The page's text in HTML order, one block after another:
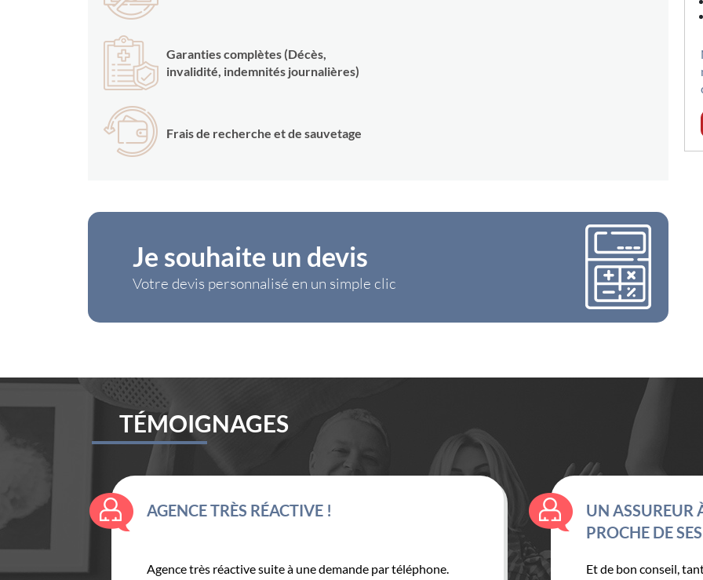
Garanties complètes (Décès,
invalidité, indemnités journalières)
Frais de recherche et de sauvetage
Je souhaite un devis
Votre devis personnalisé en un simple clic
TÉMOIGNAGES
UNE ASSURANCE RÉGIONALE AU TOP !
Une Assurance sérieuse avec un personnel très accueillant..
DE TRÈS BONS
Même juste pour